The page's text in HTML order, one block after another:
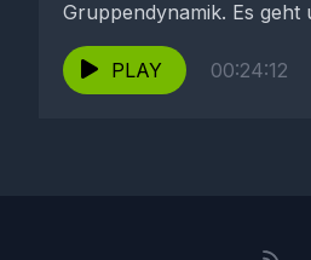
Gruppendynamik. Es geht
O-Lab...
PLAY
00:24:12